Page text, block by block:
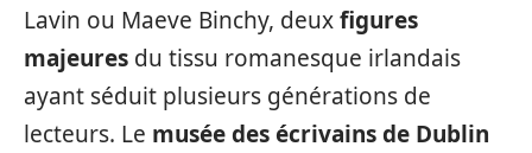
Lavin ou Maeve Binchy, deuxfigures
majeures du tissu romanesque irlandais
ayant séduit plusieurs générations de
lecteurs. Le musée des écrivains de Dublin